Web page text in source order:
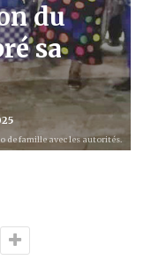
du
sa
de famille avec les autorités.